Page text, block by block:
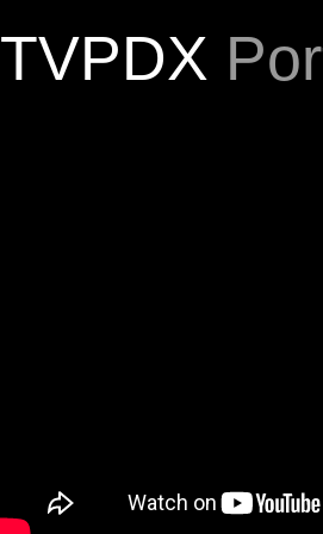
TVPDX